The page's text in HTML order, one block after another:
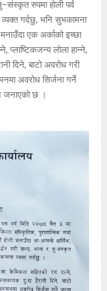
रुपमा होली पर्व
व्यक्त गर्दछु, भनि सुभकामना
एक अर्काको इच्छा
प्लाष्टिकजन्य लोला हान्ने,
दिने, बाटो अवरोध गरी
अवरोध सिर्जना गर्ने
जनाएको छ ।